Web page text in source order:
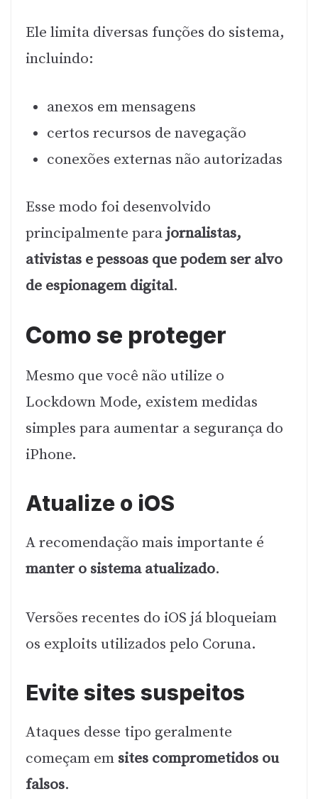
Ele limita diversas funções do sistema,
incluindo:
anexos em mensagens
certos recursos de navegação
conexões externas não autorizadas
Esse modo foi desenvolvido
principalmente parajornalistas,
ativistas e pessoas que podem ser alvo
de espionagem digital.
Como se proteger
Mesmo que você não utilize o
Lockdown Mode, existem medidas
simples para aumentar a segurança do
iPhone.
Atualize o iOS
A recomendação mais importante é
manter o sistema atualizado.
Versões recentes do iOS já bloqueiam
os exploits utilizados pelo Coruna.
Evite sites suspeitos
Ataques desse tipo geralmente
começam em sites comprometidos ou
falsos.